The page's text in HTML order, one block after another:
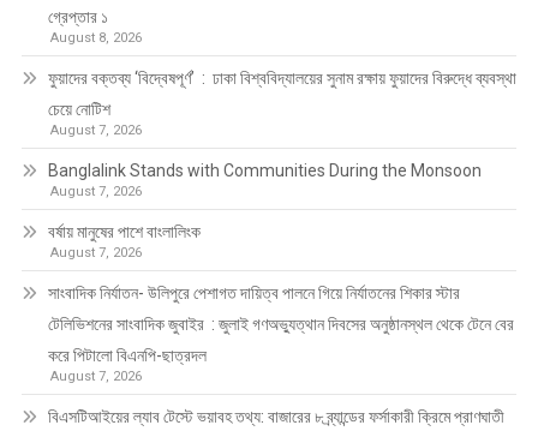
গ্রেপ্তার ১
August 8, 2026
ফুয়াদের বক্তব্য ‘বিদ্বেষপূর্ণ’ : ঢাকা বিশ্ববিদ্যালয়ের সুনাম রক্ষায় ফুয়াদের বিরুদ্ধে ব্যবস্থা
চেয়ে নোটিশ
August 7, 2026
Banglalink Stands with Communities During the Monsoon
August 7, 2026
বর্ষায় মানুষের পাশে বাংলালিংক
August 7, 2026
সাংবাদিক নির্যাতন- উলিপুরে পেশাগত দায়িত্ব পালনে গিয়ে নির্যাতনের শিকার স্টার
টেলিভিশনের সাংবাদিক জুবাইর : জুলাই গণঅভ্যুত্থান দিবসের অনুষ্ঠানস্থল থেকে টেনে বের
করে পিটালো বিএনপি-ছাত্রদল
August 7, 2026
বিএসটিআইয়ের ল্যাব টেস্টে ভয়াবহ তথ্য: বাজারের ৮ ব্র্যান্ডের ফর্সাকারী ক্রিমে প্রাণঘাতী